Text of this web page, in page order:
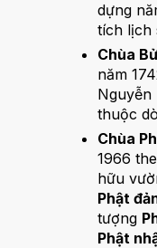
dựng
tích lịch
Chùa
năm
Nguyễn
thuộc
Chùa
1966
hữu
Phật
tượng
Phật